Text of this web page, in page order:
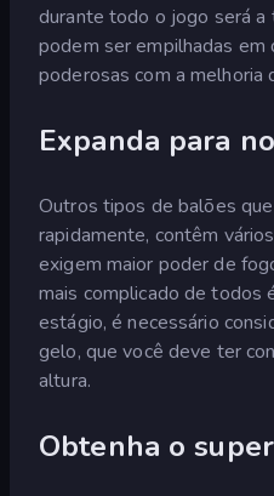
durante todo o jogo será a
podem ser empilhadas em
poderosas com a melhoria
Expanda para
Outros tipos de balões
rapidamente, contêm
exigem maior poder de
mais complicado de todos
estágio, é necessário
gelo, que você deve ter
altura.
Obtenha o